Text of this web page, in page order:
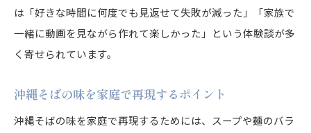
は「好きな時間に何度でも見返せて失敗が減った」「家族で
一緒に動画を見ながら作れて楽しかった」という体験談が多
く寄せられています。
沖縄そばの味を家庭で再現するポイント
沖縄そばの味を家庭で再現するためには、スープや麺のバラ